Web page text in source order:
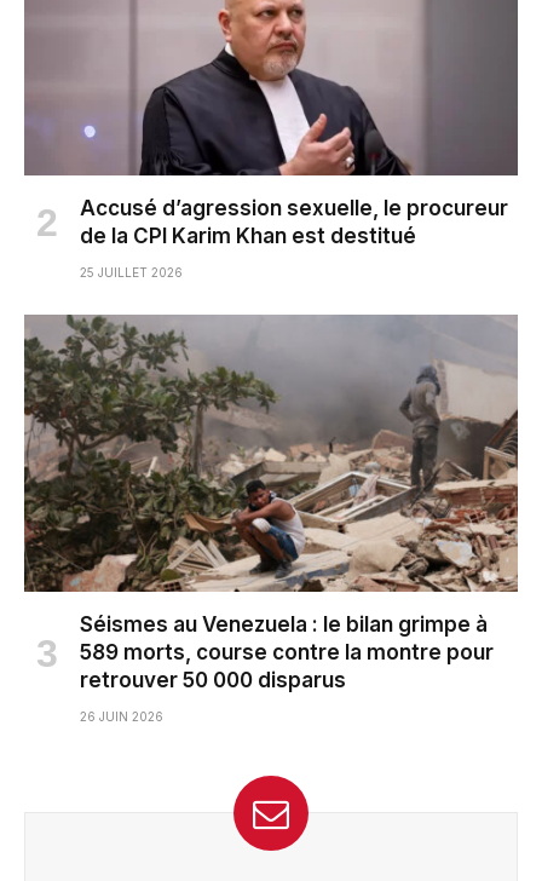
Accusé d’agression sexuelle, le procureur
de la CPI Karim Khan est destitué
25 JUILLET 2026
Séismes au Venezuela : le bilan grimpe à
589 morts, course contre la montre pour
retrouver 50 000 disparus
26 JUIN 2026